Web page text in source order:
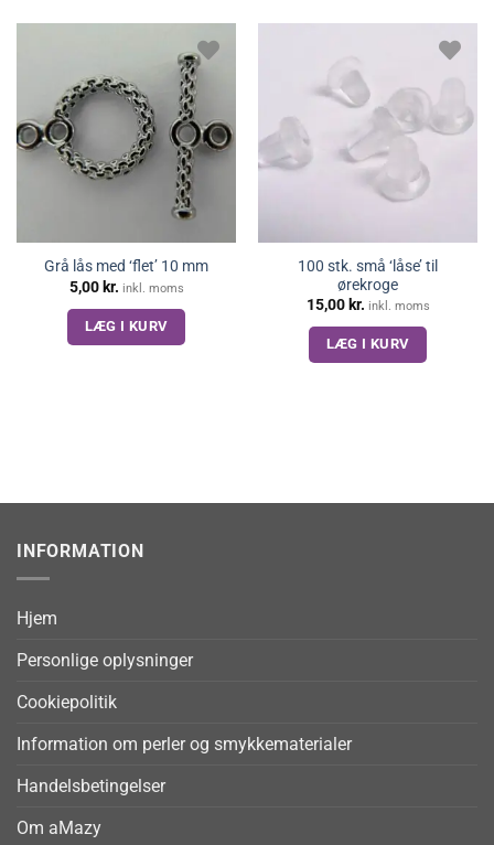
Grå lås med ‘flet’ 10 mm
5,00 kr. inkl. moms
LÆG I KURV
100 stk. små ‘låse’ til
ørekroge
15,00 kr. inkl. moms
LÆG I KURV
INFORMATION
Hjem
Personlige oplysninger
Cookiepolitik
Information om perler og smykkematerialer
Handelsbetingelser
Om aMazy